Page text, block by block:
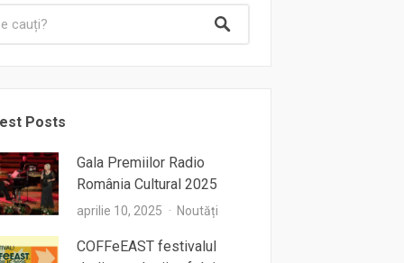
Posts
Gala Premiilor Radio
România Cultural 2025
aprilie 10, 2025 Noutăți
COFFeEAST festivalul